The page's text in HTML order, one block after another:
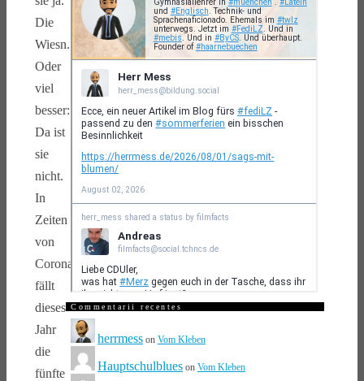
Die
Wiesn.
Oder
viel
besser:
Da ist
sie
nicht.
In
Zeiten
von
Corona
fällt
dieses
Jahr
die
fünfte
Commentarii recentes
herrmess on Vom Kleben
Hauptschulblues on Vom Kleben